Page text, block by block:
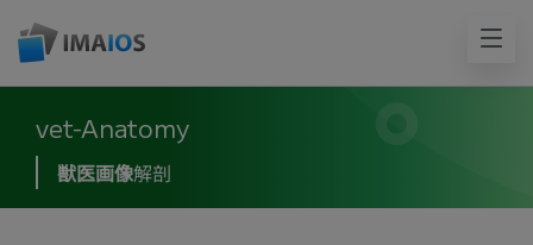
vet-Anatomy
獣医画像解剖